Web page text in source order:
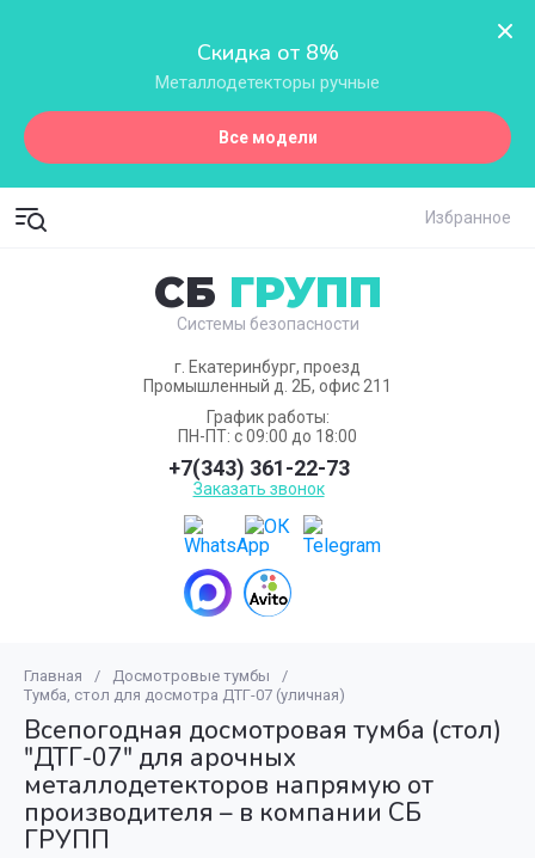
Скидка от 8%
Металлодетекторы ручные
Все модели
СБ ГРУПП
Системы безопасности
Избранное
г. Екатеринбург, проезд
Промышленный д. 2Б, офис 211
График работы:
ПН-ПТ: с 09:00 до 18:00
+7(343) 361-22-73
Заказать звонок
Главная / Досмотровые тумбы
/
Тумба, стол для досмотра ДТГ-07 (уличная)
Всепогодная досмотровая тумба (стол)
"ДТГ-07" для арочных
металлодетекторов напрямую от
производителя – в компании СБ
ГРУПП